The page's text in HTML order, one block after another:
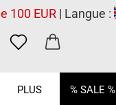
100 EUR | Langue :
% SALE %
PLUS